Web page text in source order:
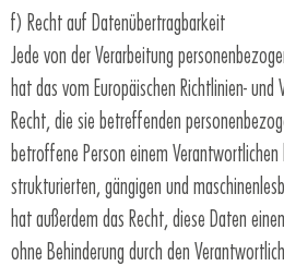
f) Recht auf Datenübertragbarkeit
Jede von der Verarbeitung
hat das vom Europäischen Richtlinien- und
Recht, die sie betreffenden
betroffene Person einem
strukturierten, gängigen und
hat außerdem das Recht, diese Daten
ohne Behinderung durch den